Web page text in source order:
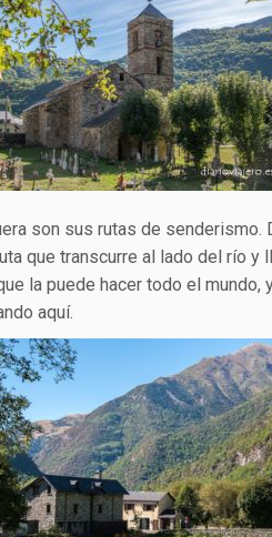
son sus rutas de
que transcurre al lado del río y
la puede hacer todo el
aquí.